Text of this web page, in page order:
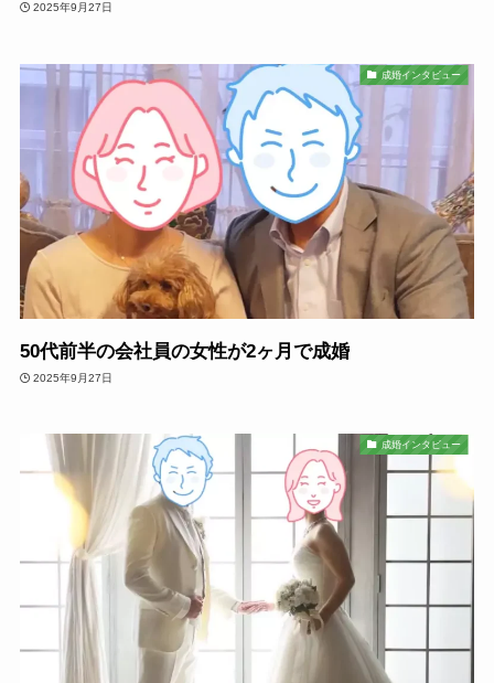
2025年9月27日
成婚インタビュー
50代前半の会社員の女性が2ヶ月で成婚
2025年9月27日
成婚インタビュー